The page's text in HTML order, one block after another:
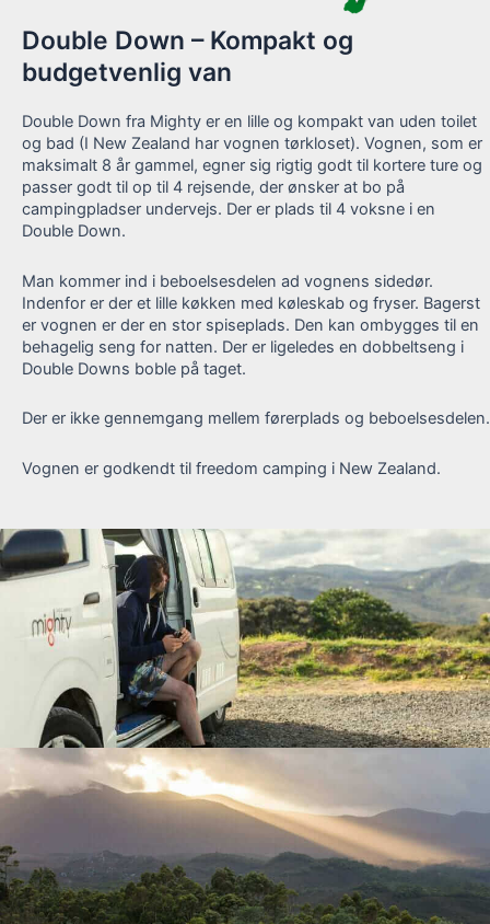
Double Down – Kompakt og
budgetvenlig van
Double Down fra Mighty er en lille og kompakt van uden toilet
og bad (I New Zealand har vognen tørkloset). Vognen, som er
maksimalt 8 år gammel, egner sig rigtig godt til kortere ture og
passer godt til op til 4 rejsende, der ønsker at bo på
campingpladser undervejs. Der er plads til 4 voksne i en
Double Down.
Man kommer ind i beboelsesdelen ad vognens sidedør.
Indenfor er der et lille køkken med køleskab og fryser. Bagerst
er vognen er der en stor spiseplads. Den kan ombygges til en
behagelig seng for natten. Der er ligeledes en dobbeltseng i
Double Downs boble på taget.
Der er ikke gennemgang mellem førerplads og beboelsesdelen.
Vognen er godkendt til freedom camping i New Zealand.